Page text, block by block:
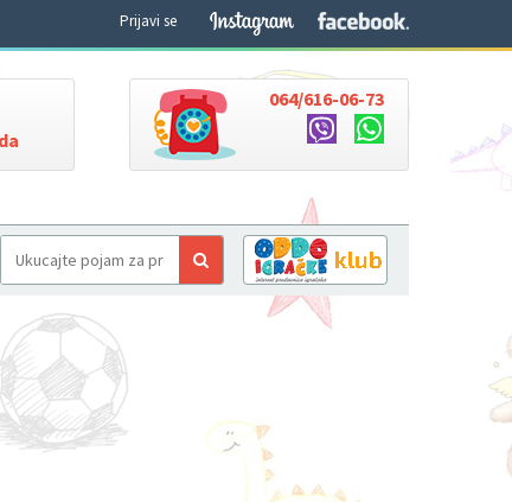
Prijavi se
064/616-06-73